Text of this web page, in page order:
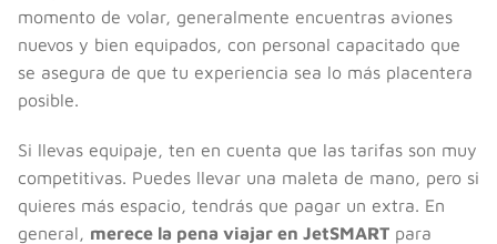
momento de volar, generalmente encuentras aviones
nuevos y bien equipados, con personal capacitado que
se asegura de que tu experiencia sea lo más placentera
posible.
Si llevas equipaje, ten en cuenta que las tarifas son muy
competitivas. Puedes llevar una maleta de mano, pero si
quieres más espacio, tendrás que pagar un extra. En
general, merece la pena viajar en JetSMART para